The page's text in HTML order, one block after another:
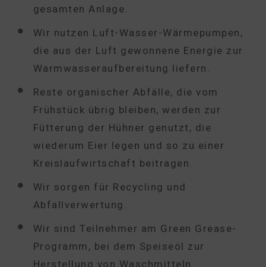
gesamten Anlage.
Wir nutzen Luft-Wasser-Wärmepumpen,
die aus der Luft gewonnene Energie zur
Warmwasseraufbereitung liefern.
Reste organischer Abfälle, die vom
Frühstück übrig bleiben, werden zur
Fütterung der Hühner genutzt, die
wiederum Eier legen und so zu einer
Kreislaufwirtschaft beitragen.
Wir sorgen für Recycling und
Abfallverwertung.
Wir sind Teilnehmer am Green Grease-
Programm, bei dem Speiseöl zur
Herstellung von Waschmitteln